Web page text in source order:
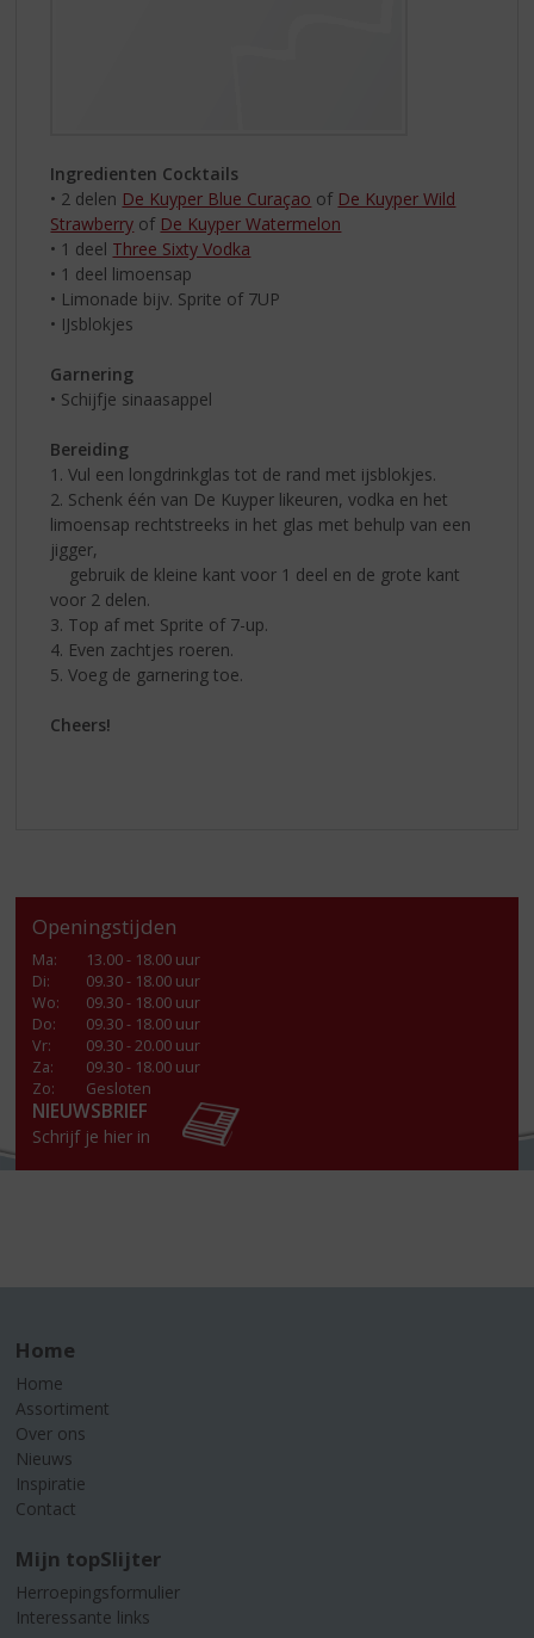
Ingredienten Cocktails
• 2 delen De Kuyper Blue Curaçao of De Kuyper Wild
Strawberry of De Kuyper Watermelon
• 1 deel Three Sixty Vodka
• 1 deel limoensap
• Limonade bijv. Sprite of 7UP
• IJsblokjes
Garnering
• Schijfje sinaasappel
Bereiding
1. Vul een longdrinkglas tot de rand met ijsblokjes.
2. Schenk één van De Kuyper likeuren, vodka en het
limoensap rechtstreeks in het glas met behulp van een
jigger,
gebruik de kleine kant voor 1 deel en de grote kant
voor 2 delen.
3. Top af met Sprite of 7-up.
4. Even zachtjes roeren.
5. Voeg de garnering toe.
Cheers!
Openingstijden
Ma:
13.00 - 18.00 uur
Di:
09.30 - 18.00 uur
Wo:
09.30 - 18.00 uur
Do:
09.30 - 18.00 uur
Vr:
09.30 - 20.00 uur
Za:
09.30 - 18.00 uur
Zo:
Gesloten
NIEUWSBRIEF
Schrijf je hier in
Home
Home
Assortiment
Over ons
Nieuws
Inspiratie
Contact
Mijn topSlijter
Herroepingsformulier
Interessante links